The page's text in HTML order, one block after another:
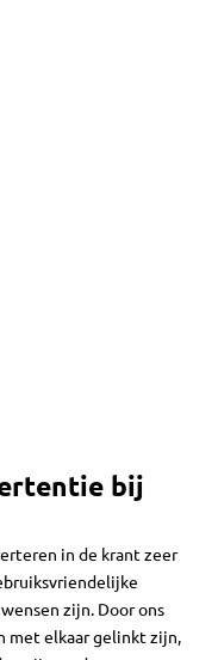
bij
in de krant zeer
zijn. Door ons
met elkaar gelinkt zijn,